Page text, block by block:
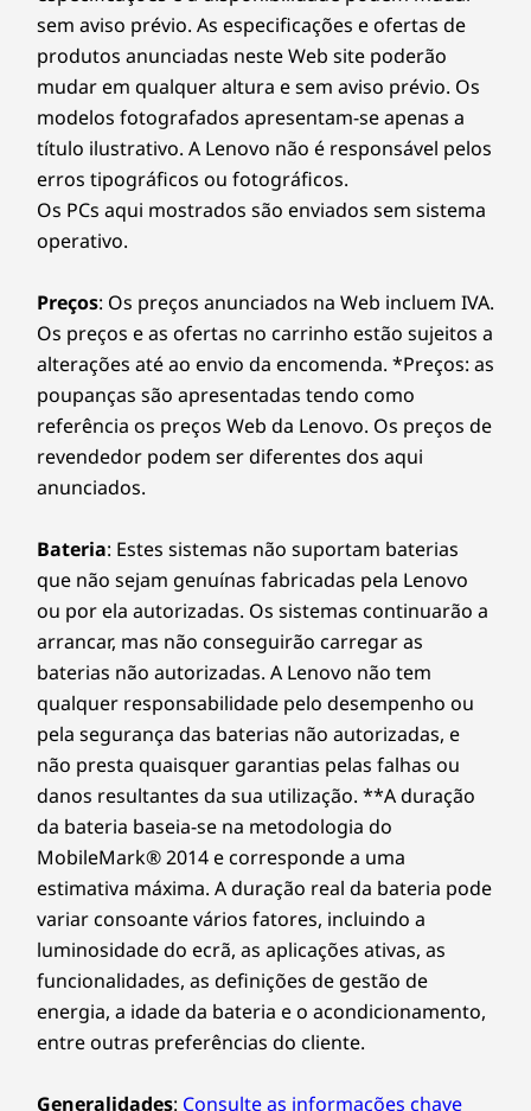
USB 3.2 Gen 1 Type-A (uma com carregamento USB)
USB 3.2 Gen 1 Type-A (uma com carregamento USB)
Conector de alimentação
HDMI™ 1.4b
USB 3.2 Gen 1 Type-C. (totalmente funcional) com
Thunderbolt™ 4.0
Entrada combinada de 3,5 mm de
auscultadores/microfone
fatores, como a capacidade de processamento do anfitrião/dispositivos periféricos, os
atributos dos ficheiros, a configuração do sistema e os ambientes operativos; as
velocidades reais poderão variar e poderão ser inferiores às esperadas.
Wi-Fi
WiFi 6 | WiFi 6E* (Evo™)
Até Bluetooth®
* O funcionamento da conectividade WiFi 6E a 6 GHz depende da compatibilidade do
sistema operativo, de routers/APs/gateways compatíveis com WiFi 6E, bem como das
certificações de regulamentação regionais e da atribuição de espectro.
* A disponibilidade da WWAN opcional varia consoante a região e tem de ser
configurada no momento da compra; necessita de um fornecedor de serviços de rede.
As especificações podem variar consoante a região/modelo.
DESIGN
Dimensões (A x L x P)
Versão com cobertura metalizada
(mm): 313,1 x 224,9 x apenas 17,4 de espessura
Versão em plástico
(mm): 313,1 x 224,9 x apenas 17,8 de espessura
sem aviso prévio. As especificações e ofertas de
produtos anunciadas neste Web site poderão
mudar em qualquer altura e sem aviso prévio. Os
modelos fotografados apresentam-se apenas a
título ilustrativo. A Lenovo não é responsável pelos
erros tipográficos ou fotográficos.
Os PCs aqui mostrados são enviados sem sistema
operativo.
Preços: Os preços anunciados na Web incluem IVA.
Os preços e as ofertas no carrinho estão sujeitos a
alterações até ao envio da encomenda. *Preços: as
poupanças são apresentadas tendo como
referência os preços Web da Lenovo. Os preços de
revendedor podem ser diferentes dos aqui
anunciados.
Bateria: Estes sistemas não suportam baterias
que não sejam genuínas fabricadas pela Lenovo
ou por ela autorizadas. Os sistemas continuarão a
arrancar, mas não conseguirão carregar as
baterias não autorizadas. A Lenovo não tem
qualquer responsabilidade pelo desempenho ou
pela segurança das baterias não autorizadas, e
não presta quaisquer garantias pelas falhas ou
danos resultantes da sua utilização. **A duração
da bateria baseia-se na metodologia do
MobileMark® 2014 e corresponde a uma
estimativa máxima. A duração real da bateria pode
variar consoante vários fatores, incluindo a
luminosidade do ecrã, as aplicações ativas, as
funcionalidades, as definições de gestão de
energia, a idade da bateria e o acondicionamento,
entre outras preferências do cliente.
Generalidades: Consulte as informações chave